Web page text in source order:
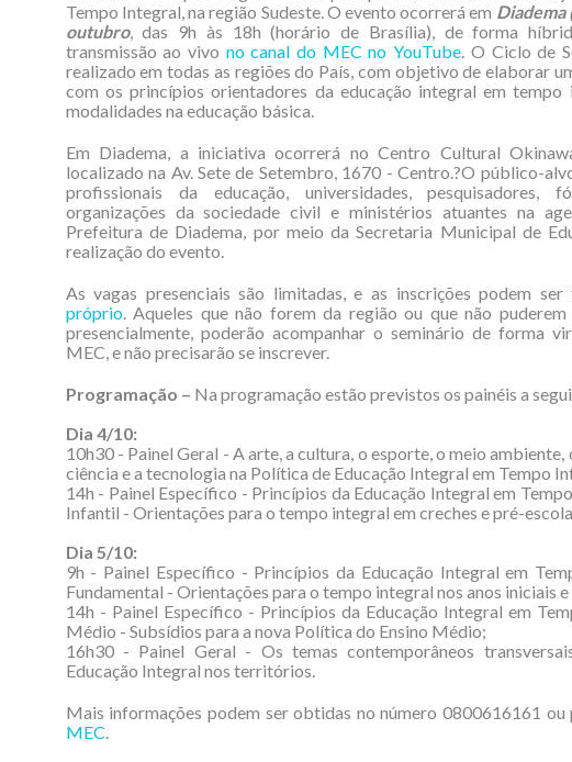
Tempo Integral, na região Sudeste. O evento ocorrerá em Diadema
outubro, das 9h às 18h (horário de Brasília), de forma
transmissão ao vivo no canal do MEC no YouTube. O Ciclo de
realizado em todas as regiões do País, com objetivo de elaborar
com os princípios orientadores da educação integral em
modalidades na educação básica.
Em Diadema, a iniciativa ocorrerá no Centro Cultural
localizado na Av. Sete de Setembro, 1670 - Centro.?O público-
profissionais da educação, universidades, pesquisadores,
organizações da sociedade civil e ministérios atuantes na
Prefeitura de Diadema, por meio da Secretaria Municipal de
realização do evento.
As vagas presenciais são limitadas, e as inscrições podem
próprio. Aqueles que não forem da região ou que não
presencialmente, poderão acompanhar o seminário de forma
MEC, e não precisarão se inscrever.
Programação – Na programação estão previstos os painéis a
Dia 4/10:
10h30 - Painel Geral - A arte, a cultura, o esporte, o meio ambiente,
ciência e a tecnologia na Política de Educação Integral em Tempo
14h - Painel Específico - Princípios da Educação Integral em
Infantil - Orientações para o tempo integral em creches e pré-
Dia 5/10:
9h - Painel Específico - Princípios da Educação Integral em
Fundamental - Orientações para o tempo integral nos anos iniciais
14h - Painel Específico - Princípios da Educação Integral em
Médio - Subsídios para a nova Política do Ensino Médio;
16h30 - Painel Geral - Os temas contemporâneos
Educação Integral nos territórios.
Mais informações podem ser obtidas no número 0800616161
MEC.